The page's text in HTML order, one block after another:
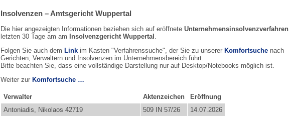
Insolvenzen – Amtsgericht Wuppertal
Die hier angezeigten Informationen beziehen sich auf eröffnete Unternehmensinsolvenzverfahren
letzten 30 Tage am am
Insolvenzgericht Wuppertal .
Folgen Sie auch dem Link im Kasten "Verfahrenssuche", der Sie zu unserer Komfortsuche nach
Gerichten, Verwaltern und Insolvenzen im Unternehmensbereich führt.
Bitte beachten Sie, dass eine vollständige Darstellung nur auf Desktop/Notebooks möglich ist.
Weiter zur Komfortsuche …
Verwalter Aktenzeichen
Eröffnung
Antoniadis, Nikolaos 42719
509 IN 57/26
14.07.2026